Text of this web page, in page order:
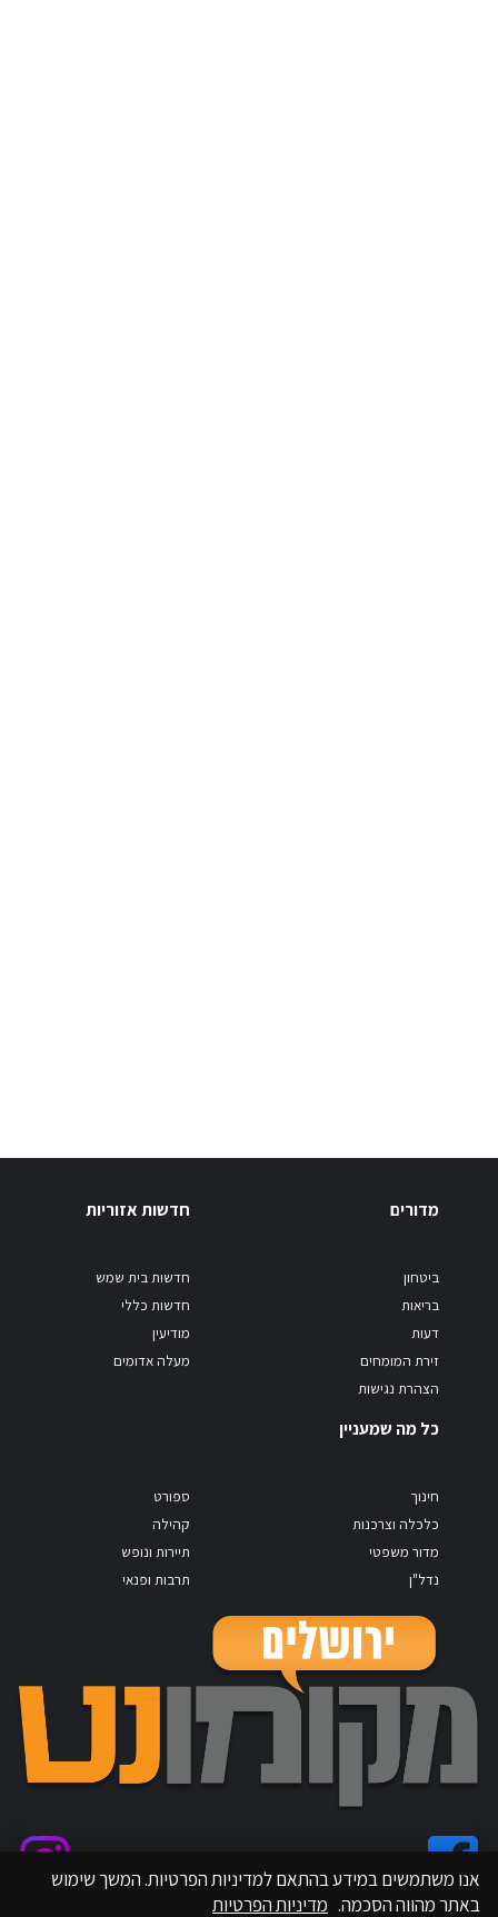
מדורים
ביטחון
בריאות
דעות
זירת המומחים
הצהרת נגישות
חדשות אזוריות
חדשות בית שמש
חדשות כללי
מודיעין
מעלה אדומים
כל מה שמעניין
חינוך
כלכלה וצרכנות
מדור משפטי
נדל"ן
ספורט
קהילה
תיירות ונופש
תרבות ופנאי
אנו משתמשים במידע בהתאם למדיניות הפרטיות. המשך שימוש
באתר מהווה הסכמה. מדיניות הפרטיות